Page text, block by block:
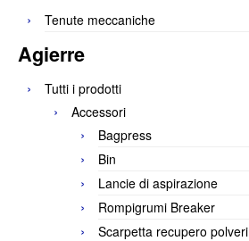
Tenute meccaniche
Agierre
Tutti i prodotti
Accessori
Bagpress
Bin
Lancie di aspirazione
Rompigrumi Breaker
Scarpetta recupero polveri